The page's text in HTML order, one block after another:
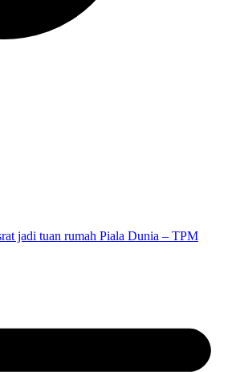
jadi tuan rumah Piala Dunia – TPM